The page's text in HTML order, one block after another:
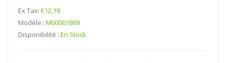
Ex Tax: €12,18
Modèle : M00001869
Disponibilité : En Stock